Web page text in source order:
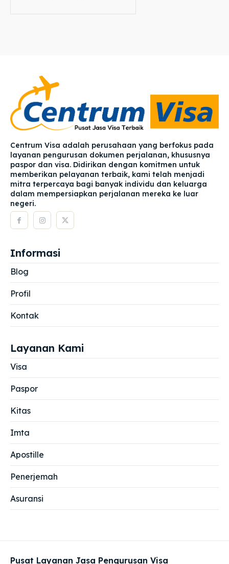
Centrum Visa adalah perusahaan yang berfokus pada
layanan pengurusan dokumen perjalanan, khususnya
paspor dan visa. Didirikan dengan komitmen untuk
memberikan pelayanan terbaik, kami telah menjadi
mitra terpercaya bagi banyak individu dan keluarga
dalam mempersiapkan perjalanan mereka ke luar
negeri.
Informasi
Blog
Profil
Kontak
Layanan Kami
Visa
Paspor
Kitas
Imta
Apostille
Penerjemah
Asuransi
Pusat Layanan Jasa Pengurusan Visa